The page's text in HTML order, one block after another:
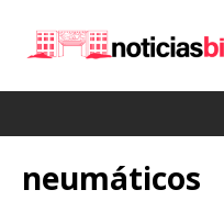
neumáticos